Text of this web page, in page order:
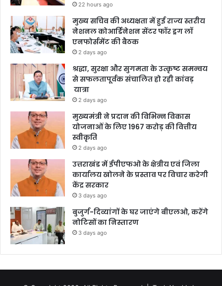
22 hours ago
मुख्य सचिव की अध्यक्षता में हुई राज्य स्तरीय
नेशनल कोआर्डिनेशन सेंटर फॉर ड्रग लॉ
एनफोर्समेंट की बैठक
2 days ago
श्रद्धा, सुरक्षा और सुगमता के उत्कृष्ट समन्वय
से सफलतापूर्वक संचालित हो रही कांवड़
यात्रा
2 days ago
मुख्यमंत्री ने प्रदान की विभिन्न विकास
योजनाओं के लिए 1967 करोड़ की वित्तीय
स्वीकृति
2 days ago
उत्तराखंड में ईपीएफओ के क्षेत्रीय एवं जिला
कार्यालय खोलने के प्रस्ताव पर विचार करेगी
केंद्र सरकार
3 days ago
बुजुर्ग-दिव्यांगों के घर जाएंगे बीएलओ, करेंगे
नोटिसों का निस्तारण
3 days ago